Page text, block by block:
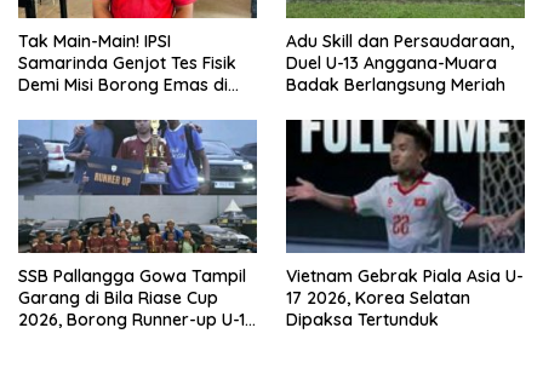
Tak Main-Main! IPSI
Samarinda Genjot Tes Fisik
Demi Misi Borong Emas di
Adu Skill dan Persaudaraan,
Duel U-13 Anggana-Muara
Badak Berlangsung Meriah
SSB Pallangga Gowa Tampil
Garang di Bila Riase Cup
2026, Borong Runner-up U-10
Vietnam Gebrak Piala Asia U-
17 2026, Korea Selatan
Dipaksa Tertunduk